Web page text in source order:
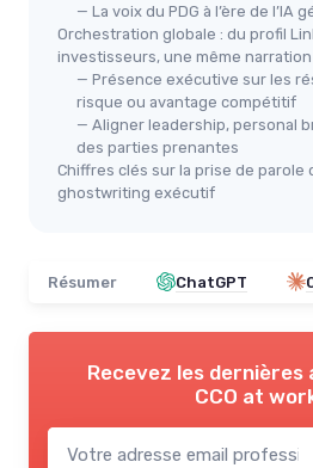
— La voix du PDG à l’ère de l’IA
Orchestration globale : du profil
investisseurs, une même narration
— Présence exécutive sur les
risque ou avantage compétitif
— Aligner leadership, personal
des parties prenantes
Chiffres clés sur la prise de parole
ghostwriting exécutif
Résumer ChatGPT
Recevez les
CCO at